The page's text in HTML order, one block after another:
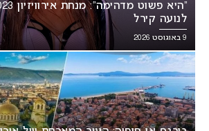
לנועה קירל
9 באוגוסט 2026